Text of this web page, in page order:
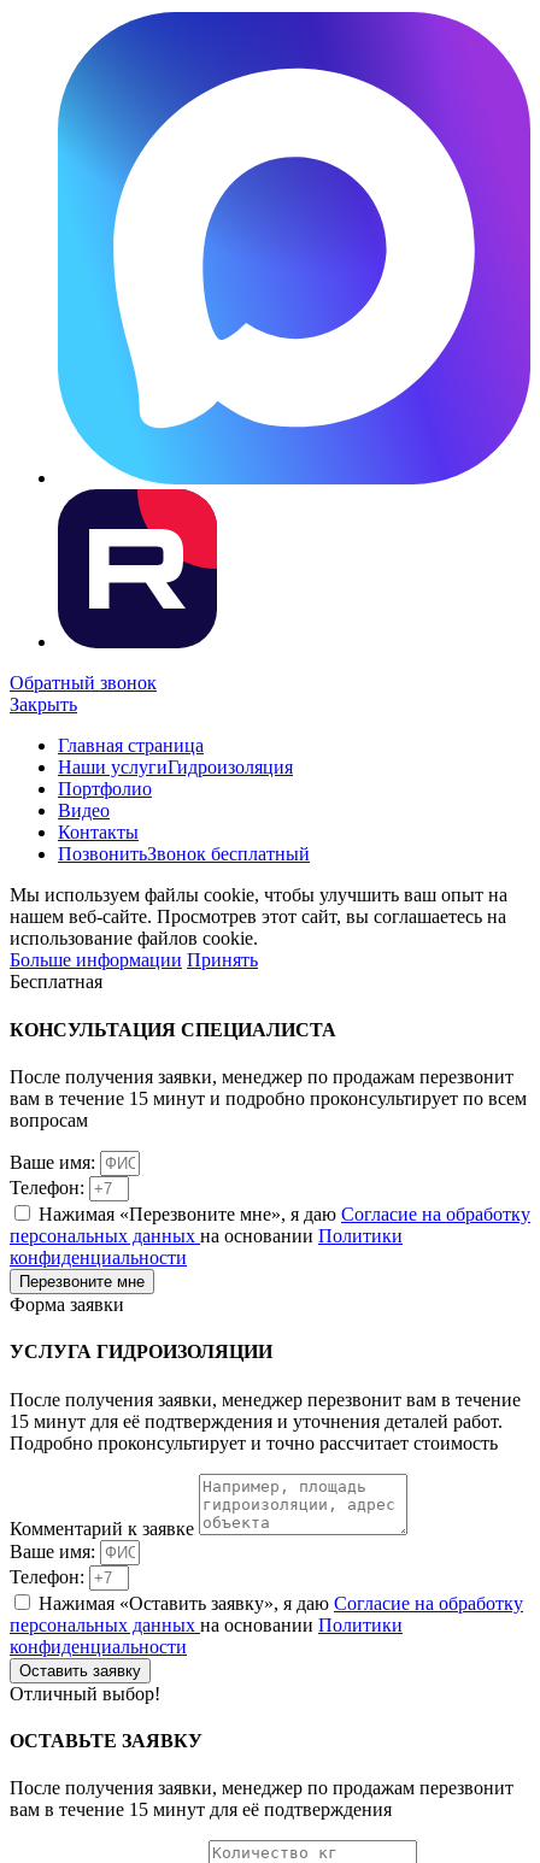
Обратный звонок
Закрыть
Главная страница
Наши услугиГидроизоляция
Портфолио
Видео
Контакты
ПозвонитьЗвонок бесплатный
Мы используем файлы cookie, чтобы улучшить ваш опыт на
нашем веб-сайте. Просмотрев этот сайт, вы соглашаетесь на
использование файлов cookie.
Больше информации Принять
Бесплатная
КОНСУЛЬТАЦИЯ СПЕЦИАЛИСТА
После получения заявки, менеджер по продажам перезвонит
вам в течение 15 минут и подробно проконсультирует по всем
вопросам
Ваше имя:
Телефон:
Нажимая «Перезвоните мне», я даю Согласие на обработку
персональных данных на основании Политики
конфиденциальности
Перезвоните мне
Форма заявки
УСЛУГА ГИДРОИЗОЛЯЦИИ
После получения заявки, менеджер перезвонит вам в течение
15 минут для её подтверждения и уточнения деталей работ.
Подробно проконсультирует и точно рассчитает стоимость
Комментарий к заявке
Ваше имя:
Телефон:
Нажимая «Оставить заявку», я даю Согласие на обработку
персональных данных на основании Политики
конфиденциальности
Оставить заявку
Отличный выбор!
ОСТАВЬТЕ ЗАЯВКУ
После получения заявки, менеджер по продажам перезвонит
вам в течение 15 минут для её подтверждения